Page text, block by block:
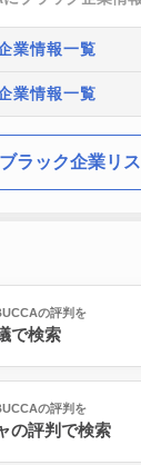
業情報一覧
業情報一覧
ブラック企業リ
の評判を
で検索
の評判を
の評判で検索